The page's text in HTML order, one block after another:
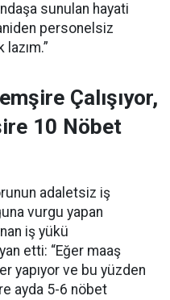
sunulan hayati
personelsiz
lazım.”
Çalışıyor,
10 Nöbet
adaletsiz iş
vurgu yapan
iş yükü
etti: “Eğer maaş
yapıyor ve bu yüzden
ayda 5-6 nöbet